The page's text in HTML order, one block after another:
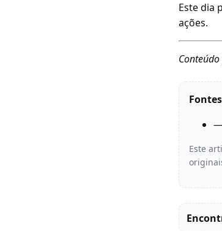
Este dia
ações.
Este